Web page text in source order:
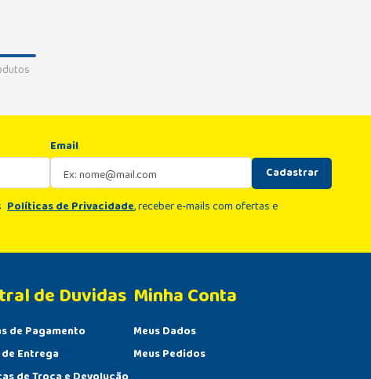
Email
Cadastrar
Políticas de Privacidade, receber e-mails com ofertas e
de Duvidas
de Pagamento
Entrega
Minha Conta
Meus Dados
Meus Pedidos